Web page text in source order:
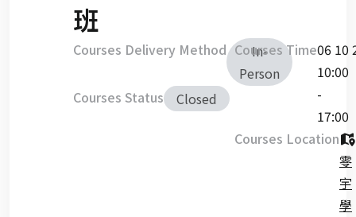
班
Courses Delivery Method
In-
Person
Courses Status
Closed
Courses Time06 10
10:00
-
17:00
Courses Location
零
宇
學